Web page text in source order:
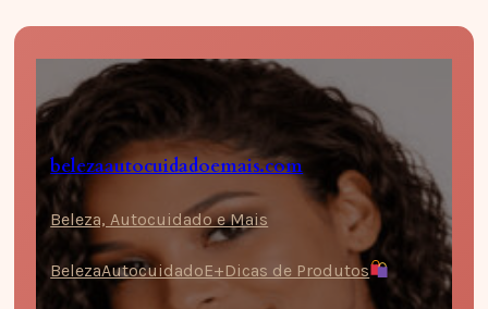
Pular
conteúdo
belezaautocuidadoemais.com
Beleza, Autocuidado e Mais
BelezaAutocuidadoE+Dicas de Produtos